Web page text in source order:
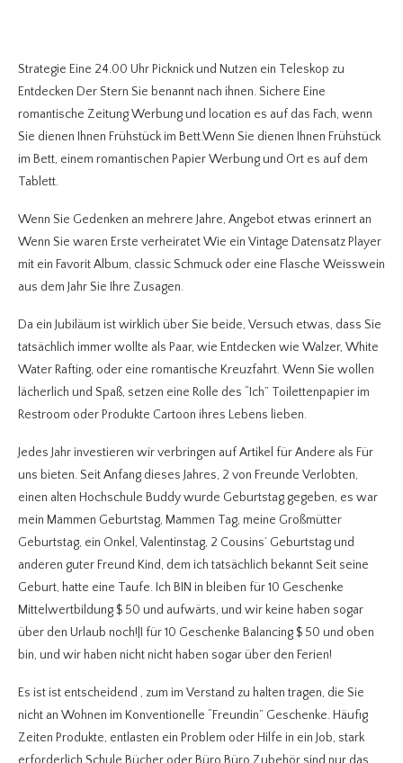
Strategie Eine 24.00 Uhr Picknick und Nutzen ein Teleskop zu
Entdecken Der Stern Sie benannt nach ihnen. Sichere Eine
romantische Zeitung Werbung und location es auf das Fach, wenn
Sie dienen Ihnen Frühstück im Bett.Wenn Sie dienen Ihnen Frühstück
im Bett, einem romantischen Papier Werbung und Ort es auf dem
Tablett.
Wenn Sie Gedenken an mehrere Jahre, Angebot etwas erinnert an
Wenn Sie waren Erste verheiratet Wie ein Vintage Datensatz Player
mit ein Favorit Album, classic Schmuck oder eine Flasche Weisswein
aus dem Jahr Sie Ihre Zusagen.
Da ein Jubiläum ist wirklich über Sie beide, Versuch etwas, dass Sie
tatsächlich immer wollte als Paar, wie Entdecken wie Walzer, White
Water Rafting, oder eine romantische Kreuzfahrt. Wenn Sie wollen
lächerlich und Spaß, setzen eine Rolle des “Ich” Toilettenpapier im
Restroom oder Produkte Cartoon ihres Lebens lieben.
Jedes Jahr investieren wir verbringen auf Artikel für Andere als Für
uns bieten. Seit Anfang dieses Jahres, 2 von Freunde Verlobten,
einen alten Hochschule Buddy wurde Geburtstag gegeben, es war
mein Mammen Geburtstag, Mammen Tag, meine Großmütter
Geburtstag, ein Onkel, Valentinstag, 2 Cousins’ Geburtstag und
anderen guter Freund Kind, dem ich tatsächlich bekannt Seit seine
Geburt, hatte eine Taufe. Ich BIN in bleiben für 10 Geschenke
Mittelwertbildung $ 50 und aufwärts, und wir keine haben sogar
über den Urlaub noch!|I für 10 Geschenke Balancing $ 50 und oben
bin, und wir haben nicht nicht haben sogar über den Ferien!
Es ist ist entscheidend , zum im Verstand zu halten tragen, die Sie
nicht an Wohnen im Konventionelle “Freundin” Geschenke. Häufig
Zeiten Produkte, entlasten ein Problem oder Hilfe in ein Job, stark